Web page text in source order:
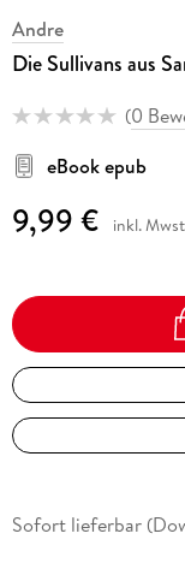
Andre
Die Sullivans aus
(0
eBook epub
9,99 € inkl.
Sofort lieferbar